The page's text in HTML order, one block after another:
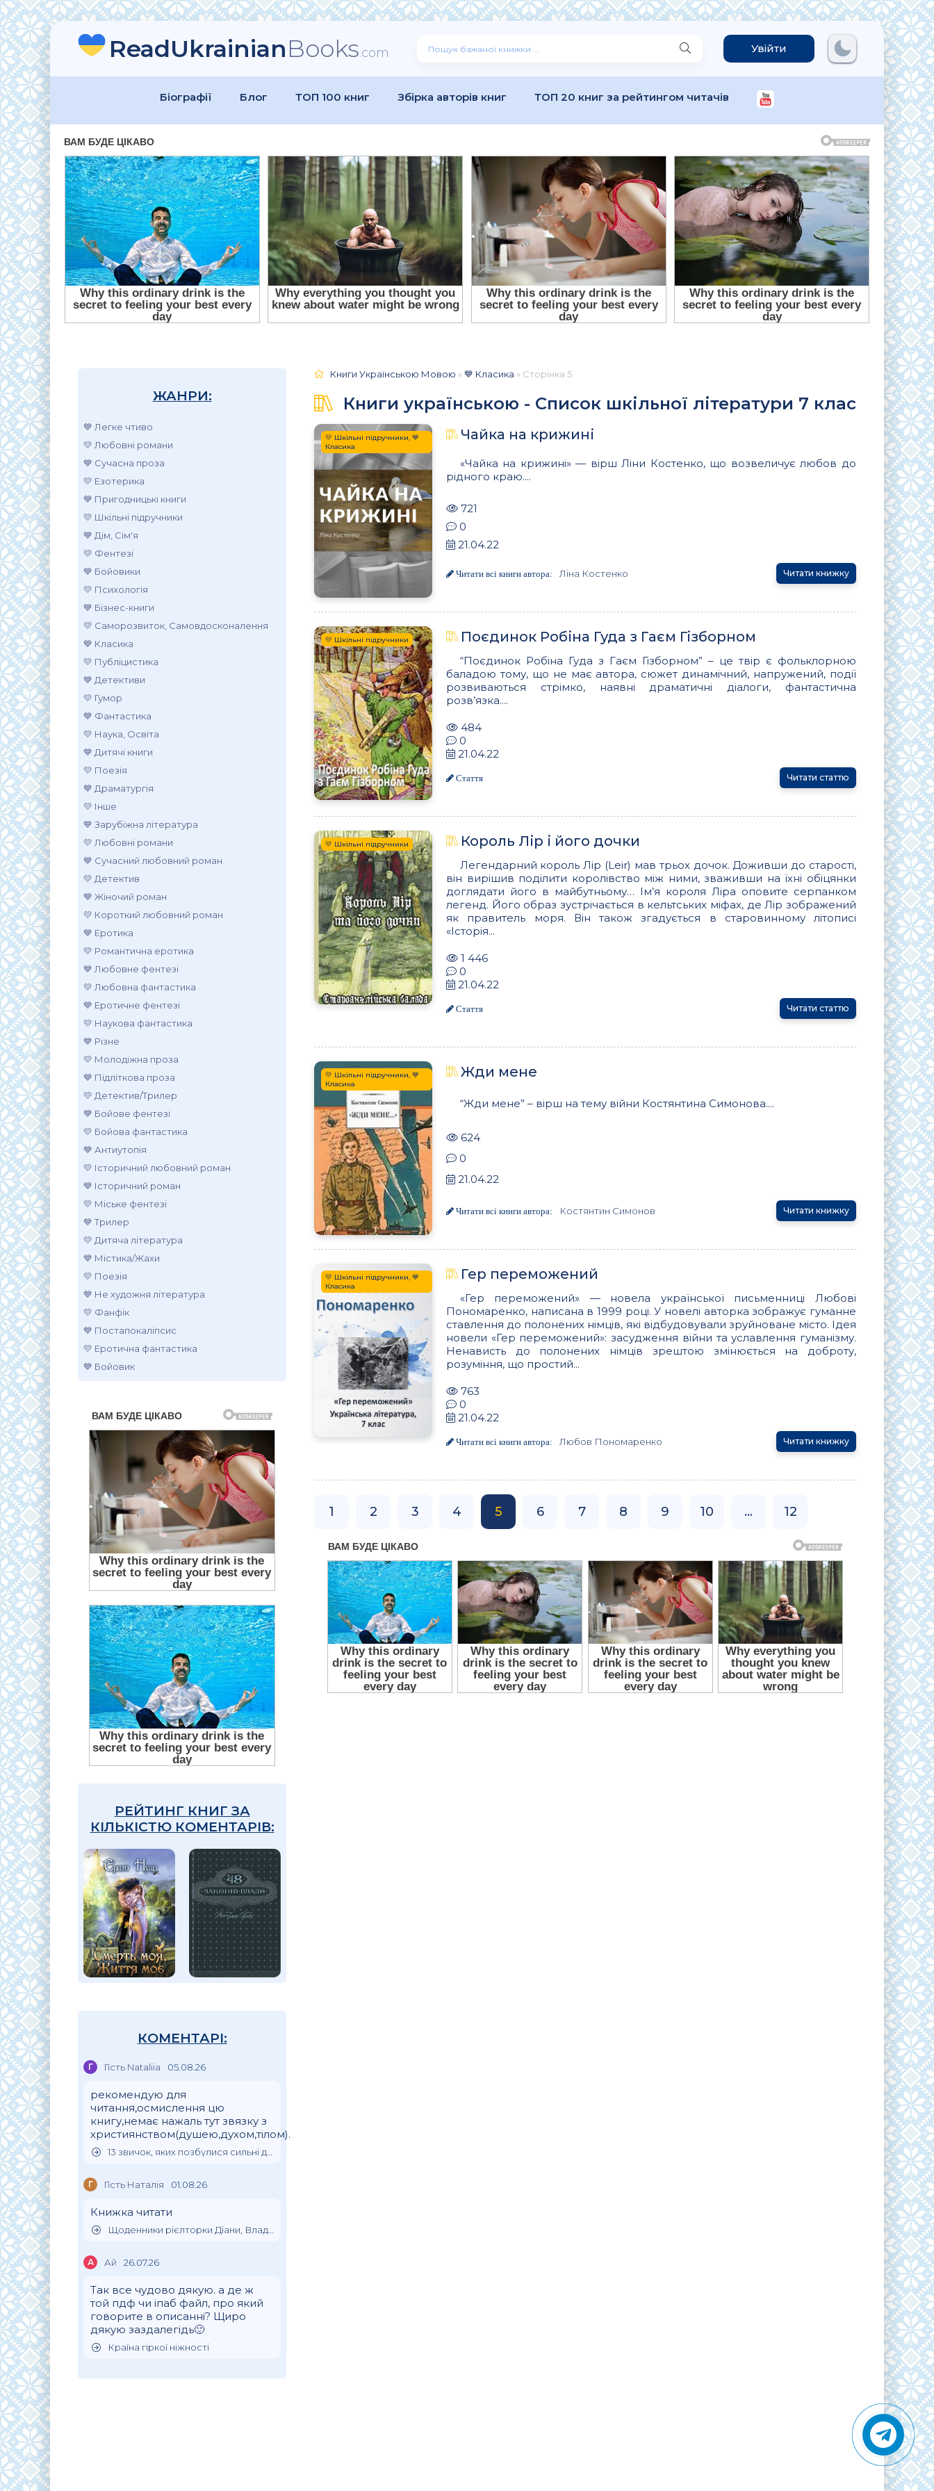
ReadUkrainianBooks.com Увійти
Біографії Блог ТОП 100 книг Збірка авторів книг ТОП 20 книг за рейтингом читачів
ЖАНРИ:
💙 Легке чтиво
💛 Любовні романи
💙 Сучасна проза
💛 Езотерика
💙 Пригодницькі книги
💛 Шкільні підручники
💙 Дім, Сім'я
💛 Фентезі
💙 Бойовики
💛 Психологія
💙 Бізнес-книги
💛 Саморозвиток, Самовдосконалення
💙 Класика
💛 Публіцистика
💙 Детективи
💛 Гумор
💙 Фантастика
💛 Наука, Освіта
💙 Дитячі книги
💛 Поезія
💙 Драматургія
💛 Інше
💙 Зарубіжна література
💛 Любовні романи
💙 Сучасний любовний роман
💛 Детектив
💙 Жіночий роман
💛 Короткий любовний роман
💙 Еротика
💛 Романтична еротика
💙 Любовне фентезі
💛 Любовна фантастика
💙 Еротичне фентезі
💛 Наукова фантастика
💙 Різне
💛 Молодіжна проза
💙 Підліткова проза
💛 Детектив/Трилер
💙 Бойове фентезі
💛 Бойова фантастика
💙 Антиутопія
💛 Історичний любовний роман
💙 Історичний роман
💛 Міське фентезі
💙 Трилер
💛 Дитяча література
💙 Містика/Жахи
💛 Поезія
💙 Не художня література
💛 Фанфік
💙 Постапокаліпсис
💛 Еротична фантастика
💙 Бойовик
РЕЙТИНГ КНИГ ЗА
КІЛЬКІСТЮ КОМЕНТАРІВ:
КОМЕНТАРІ:
Г Гість Nataliia 05.08.26
рекомендую для
читання,осмислення цю
книгу,немає нажаль тут звязку з
християнством(душею,духом,тілом).
13 звичок, яких позбулися сильні духом люди
Г Гість Наталія 01.08.26
Книжка читати
Щоденники рієлторки Діани, Влада Клімова
А Ай 26.07.26
Так все чудово дякую. а де ж
той пдф чи іпаб файл, про який
говорите в описанні? Щиро
дякую заздалегідь🙂
Країна гіркої ніжності
Книги Українською Мовою »💙 Класика » Сторінка 5
Книги українською - Список шкільної літератури 7 клас
💛 Шкільні підручники, 💙
Класика
Чайка на крижині
«Чайка на крижині» — вірш Ліни Костенко, що возвеличує любов до
рідного краю....
721
0
21.04.22
Читати всі книги автора: Ліна Костенко Читати книжку
💛 Шкільні підручники Поєдинок Робіна Гуда з Гаєм Гізборном
“Поєдинок Робіна Гуда з Гаєм Гізборном” – це твір є фольклорною
баладою тому, що не має автора, сюжет динамічний, напружений, події
розвиваються стрімко, наявні драматичні діалоги, фантастична
розв’язка....
484
0
21.04.22
Стаття Читати статтю
💛 Шкільні підручники Король Лір і його дочки
Легендарний король Лір (Leir) мав трьох дочок. Доживши до старості,
він вирішив поділити королівство між ними, зваживши на їхні обіцянки
доглядати його в майбутньому… Ім’я короля Ліра оповите серпанком
легенд. Його образ зустрічається в кельтських міфах, де Лір зображений
як правитель моря. Він також згадується в старовинному літописі
«Історія...
1 446
0
21.04.22
Стаття Читати статтю
💛 Шкільні підручники, 💙
Класика
Жди мене
“Жди мене” – вірш на тему війни Костянтина Симонова....
624
0
21.04.22
Читати всі книги автора: Костянтин Симонов Читати книжку
💛 Шкільні підручники, 💙
Класика
Гер переможений
«Гер переможений» — новела української письменниці Любові
Пономаренко, написана в 1999 році. У новелі авторка зображує гуманне
ставлення до полонених німців, які відбудовували зруйноване місто. Ідея
новели «Гер переможений»: засудження війни та уславлення гуманізму.
Ненависть до полонених німців зрештою змінюється на доброту,
розуміння, що простий...
763
0
21.04.22
Читати всі книги автора: Любов Пономаренко Читати книжку
1 2 3 4 5 6 7 8 9 10 ... 12